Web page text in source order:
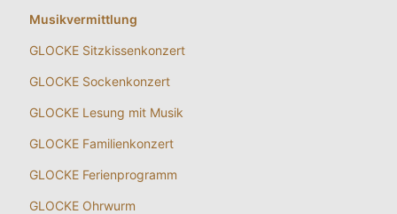
Musikvermittlung
GLOCKE Sitzkissenkonzert
GLOCKE Sockenkonzert
GLOCKE Lesung mit Musik
GLOCKE Familienkonzert
GLOCKE Ferienprogramm
GLOCKE Ohrwurm